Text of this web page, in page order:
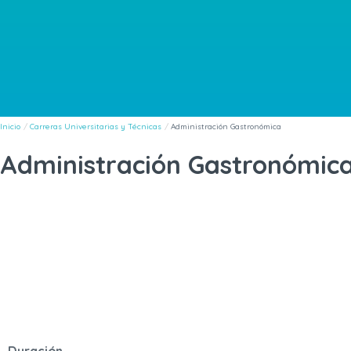
Inicio Carreras Universitarias y Técnicas Administración Gastronómica
Administración